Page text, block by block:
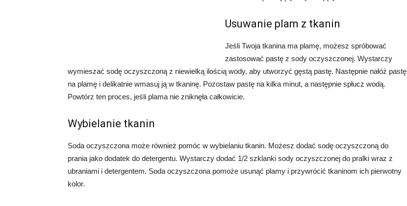
Usuwanie plam z tkanin
Jeśli Twoja tkanina ma plamę, możesz spróbować
zastosować pastę z sody oczyszczonej. Wystarczy
wymieszać sodę oczyszczoną z niewielką ilością wody, aby utworzyć gęstą pastę. Następnie nałóż pastę
na plamę i delikatnie wmasuj ją w tkaninę. Pozostaw pastę na kilka minut, a następnie spłucz wodą.
Powtórz ten proces, jeśli plama nie zniknęła całkowicie.
Wybielanie tkanin
Soda oczyszczona może również pomóc w wybielaniu tkanin. Możesz dodać sodę oczyszczoną do
prania jako dodatek do detergentu. Wystarczy dodać 1/2 szklanki sody oczyszczonej do pralki wraz z
ubraniami i detergentem. Soda oczyszczona pomoże usunąć plamy i przywrócić tkaninom ich pierwotny
kolor.